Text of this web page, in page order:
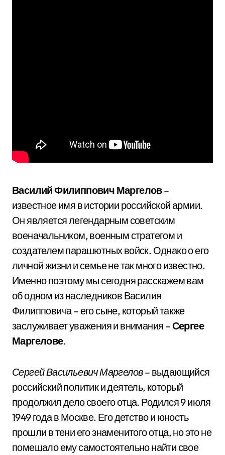
Василий Филиппович Маргелов–
известное имя в истории российской армии.
Он является легендарным советским
военачальником, военным стратегом и
создателем парашютных войск. Однако о его
личной жизни и семье не так много известно.
Именно поэтому мы сегодня расскажем вам
об одном из наследников Василия
Филипповича – его сыне, который также
заслуживает уважения и внимания –Сергее
Маргелове.
Сергей Васильевич Маргелов– выдающийся
российский политик и деятель, который
продолжил дело своего отца. Родился 9 июля
1949 года в Москве. Его детство и юность
прошли в тени его знаменитого отца, но это не
помешало ему самостоятельно найти свое